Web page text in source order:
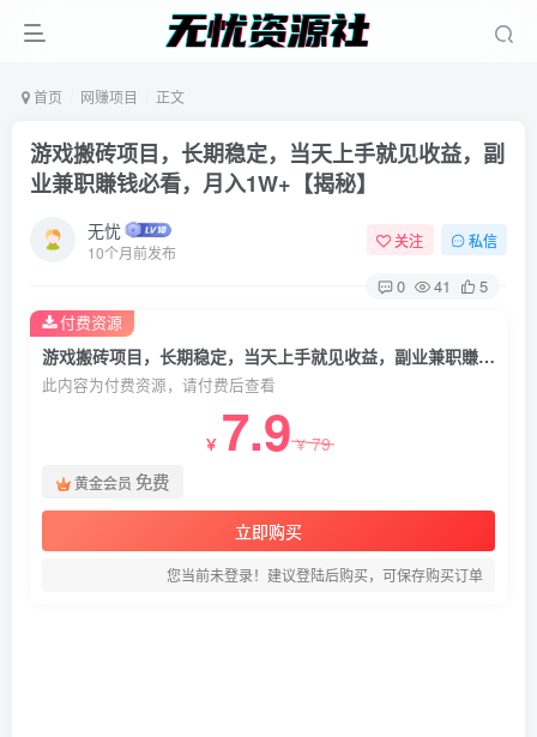
首页 网赚项目 正文
游戏搬砖项目，长期稳定，当天上手就见收益，副
业兼职賺钱必看，月入1W+【揭秘】
无忧
10个月前发布
关注 私信
0 41 5
游戏搬砖项目，长期稳定，当天上手就见收益，副业兼职賺钱必看，月入1W+【揭秘】
此内容为付费资源，请付费后查看
￥ 7.9￥79
黄金会员 免费
立即购买
您当前未登录！建议登陆后购买，可保存购买订单
付费资源